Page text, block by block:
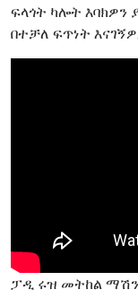
ፍላጎት ካሎት እባክዎን
በተቻለ ፍጥነት
ፓዲ ሩዝ መትከል